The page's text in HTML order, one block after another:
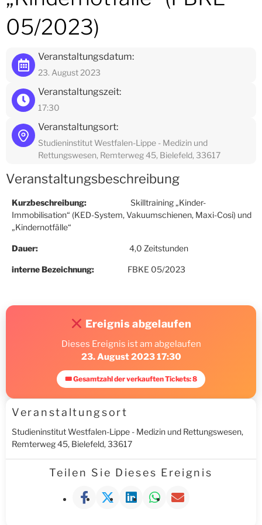
05/2023)
Veranstaltungsdatum:
23. August 2023
Veranstaltungszeit:
17:30
Veranstaltungsort:
Studieninstitut Westfalen-Lippe - Medizin und
Rettungswesen, Remterweg 45, Bielefeld, 33617
Veranstaltungsbeschreibung
Kurzbeschreibung: Skilltraining „Kinder-
Immobilisation“ (KED-System, Vakuumschienen, Maxi-Cosi) und
„Kindernotfälle“
Dauer: 4,0 Zeitstunden
interne Bezeichnung: FBKE 05/2023
Ereignis abgelaufen
Dieses Ereignis ist am abgelaufen
23. August 2023 17:30
🎟 Gesamtzahl der verkauften Tickets: 8
Veranstaltungsort
Studieninstitut Westfalen-Lippe - Medizin und Rettungswesen,
Remterweg 45, Bielefeld, 33617
Teilen Sie Dieses Ereignis